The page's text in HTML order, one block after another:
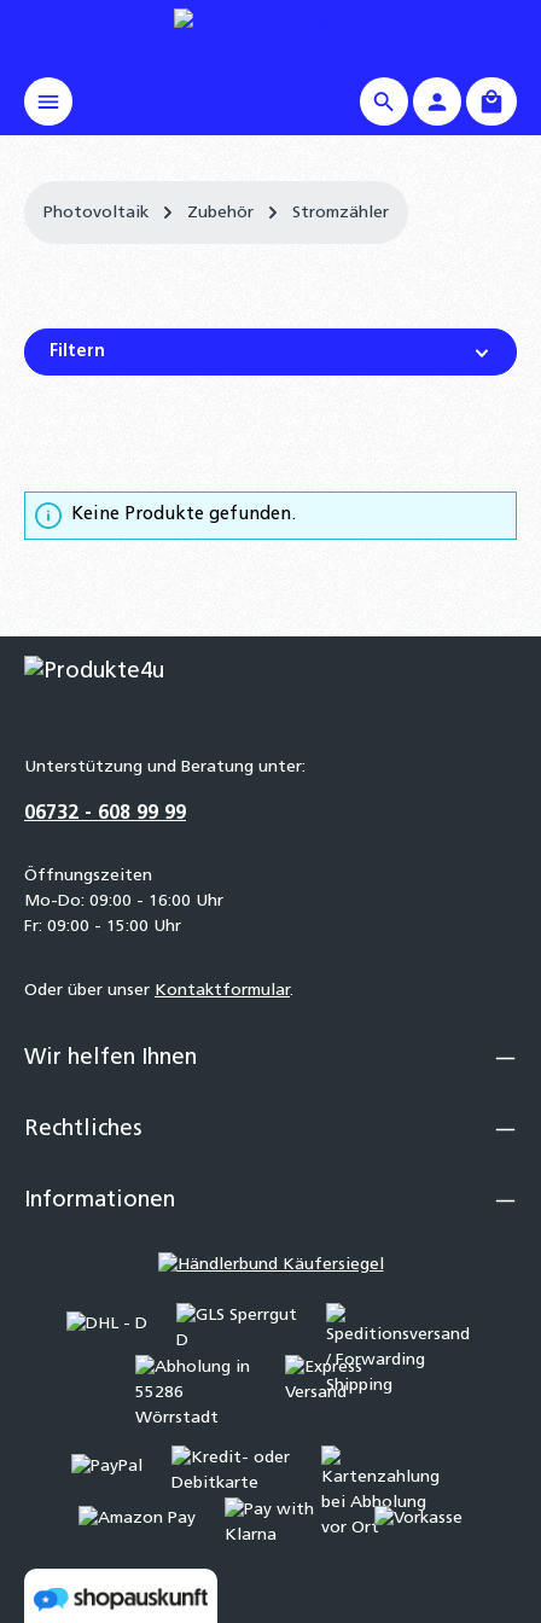
Photovoltaik Zubehör Stromzähler
Filtern
Keine Produkte gefunden.
Unterstützung und Beratung unter:
06732 - 608 99 99
Öffnungszeiten
Mo-Do: 09:00 - 16:00 Uhr
Fr: 09:00 - 15:00 Uhr
Oder über unser Kontaktformular.
Wir helfen Ihnen
Rechtliches
Informationen